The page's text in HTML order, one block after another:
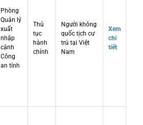
Phòng
Quản lý
xuất
nhập
cảnh
Công
an tỉnh
Thủ
tục
hành
chính
Người không
quốc tịch cư
trú tại Việt
Nam
Xem
chi
tiết